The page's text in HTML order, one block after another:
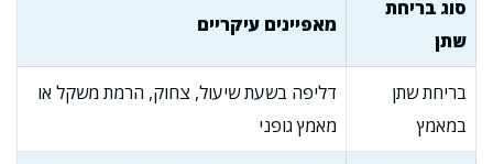
סוג בריחת
שתן
מאפיינים עיקריים
בריחת שתן
במאמץ
דליפה בשעת שיעול, צחוק, הרמת משקל או
מאמץ גופני